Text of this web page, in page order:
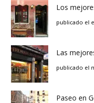
Los
publicado el
Las
publicado el
Paseo en